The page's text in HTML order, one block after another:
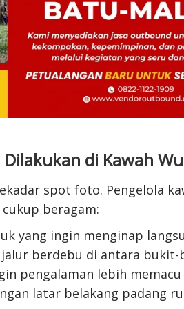
Dilakukan di Kawah
spot foto. Pengelola
beragam:
yang ingin menginap
berdebu di antara bukit-
pengalaman lebih
latar belakang padang